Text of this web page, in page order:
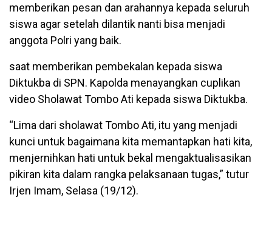
memberikan pesan dan arahannya kepada seluruh
siswa agar setelah dilantik nanti bisa menjadi
anggota Polri yang baik.
saat memberikan pembekalan kepada siswa
Diktukba di SPN. Kapolda menayangkan cuplikan
video Sholawat Tombo Ati kepada siswa Diktukba.
“Lima dari sholawat Tombo Ati, itu yang menjadi
kunci untuk bagaimana kita memantapkan hati kita,
menjernihkan hati untuk bekal mengaktualisasikan
pikiran kita dalam rangka pelaksanaan tugas,” tutur
Irjen Imam, Selasa (19/12).